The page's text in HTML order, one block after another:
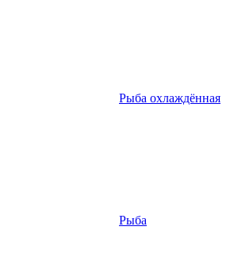
Рыба охлаждённая
Рыба